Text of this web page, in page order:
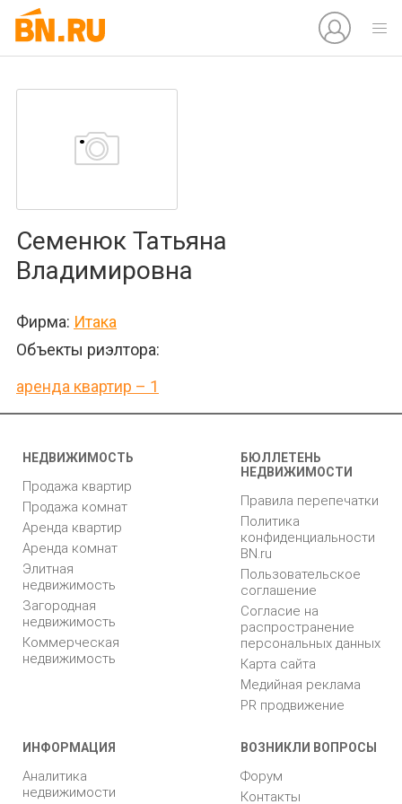
Семенюк Татьяна
Владимировна
Фирма: Итака
Объекты риэлтора:
аренда квартир – 1
НЕДВИЖИМОСТЬ
Продажа квартир
Продажа комнат
Аренда квартир
Аренда комнат
Элитная
недвижимость
Загородная
недвижимость
Коммерческая
недвижимость
БЮЛЛЕТЕНЬ
НЕДВИЖИМОСТИ
Правила перепечатки
Политика
конфиденциальности
BN.ru
Пользовательское
соглашение
Согласие на
распространение
персональных данных
Карта сайта
Медийная реклама
PR продвижение
ИНФОРМАЦИЯ
Аналитика
недвижимости
ВОЗНИКЛИ ВОПРОСЫ
Форум
Контакты